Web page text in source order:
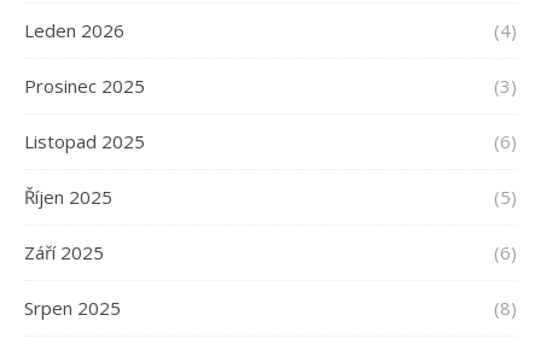
Leden 2026 (4)
Prosinec 2025 (3)
Listopad 2025 (6)
Říjen 2025 (5)
Září 2025 (6)
Srpen 2025 (8)